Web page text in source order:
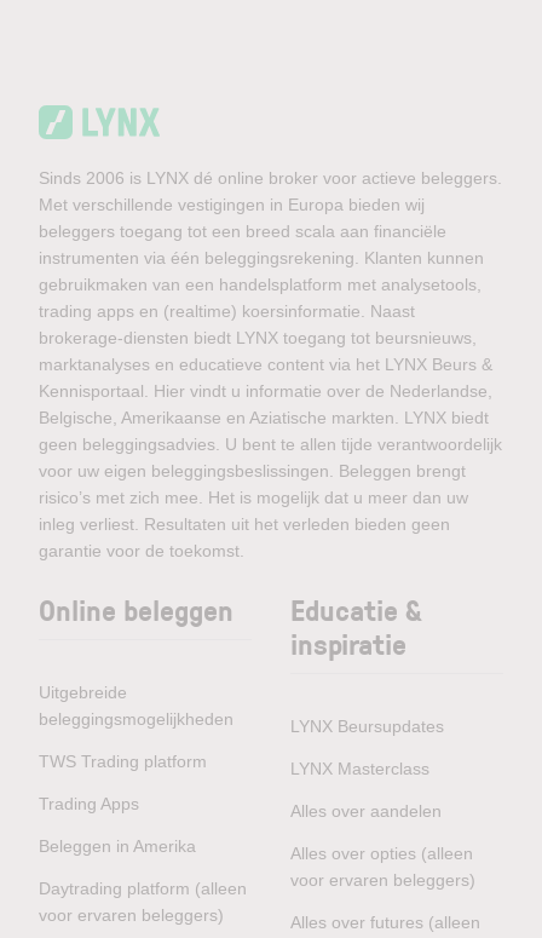
Sinds 2006 is LYNX dé online broker voor actieve beleggers.
Met verschillende vestigingen in Europa bieden wij
beleggers toegang tot een breed scala aan financiële
instrumenten via één beleggingsrekening. Klanten kunnen
gebruikmaken van een handelsplatform met analysetools,
trading apps en (realtime) koersinformatie. Naast
brokerage-diensten biedt LYNX toegang tot beursnieuws,
marktanalyses en educatieve content via het LYNX Beurs &
Kennisportaal. Hier vindt u informatie over de Nederlandse,
Belgische, Amerikaanse en Aziatische markten. LYNX biedt
geen beleggingsadvies. U bent te allen tijde verantwoordelijk
voor uw eigen beleggingsbeslissingen. Beleggen brengt
risico’s met zich mee. Het is mogelijk dat u meer dan uw
inleg verliest. Resultaten uit het verleden bieden geen
garantie voor de toekomst.
Online beleggen
Uitgebreide
beleggingsmogelijkheden
TWS Trading platform
Trading Apps
Beleggen in Amerika
Daytrading platform (alleen
voor ervaren beleggers)
Educatie &
inspiratie
LYNX Beursupdates
LYNX Masterclass
Alles over aandelen
Alles over opties (alleen
voor ervaren beleggers)
Alles over futures (alleen